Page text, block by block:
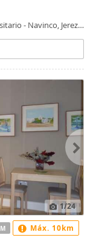
- Navinco, Jerez
1/24
Máx. 10km